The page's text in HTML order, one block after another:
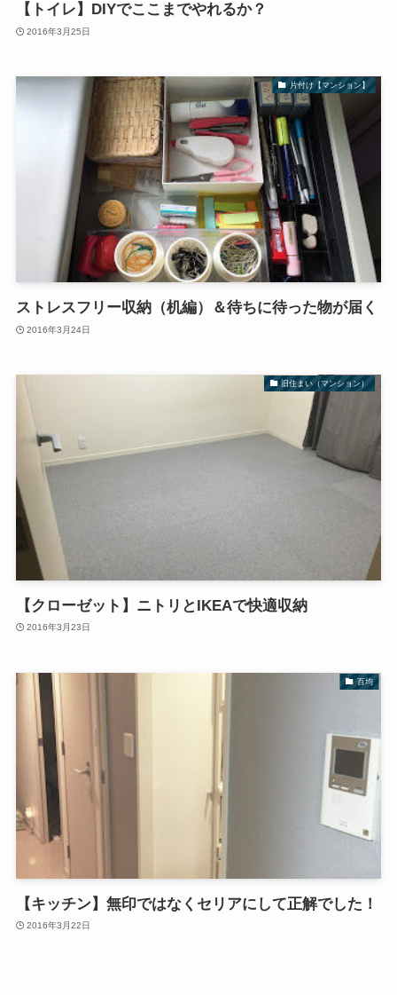
【トイレ】DIYでここまでやれるか？
2016年3月25日
片付け【マンション】
ストレスフリー収納（机編）＆待ちに待った物が届く
2016年3月24日
旧住まい（マンション）
【クローゼット】ニトリとIKEAで快適収納
2016年3月23日
百均
【キッチン】無印ではなくセリアにして正解でした！
2016年3月22日